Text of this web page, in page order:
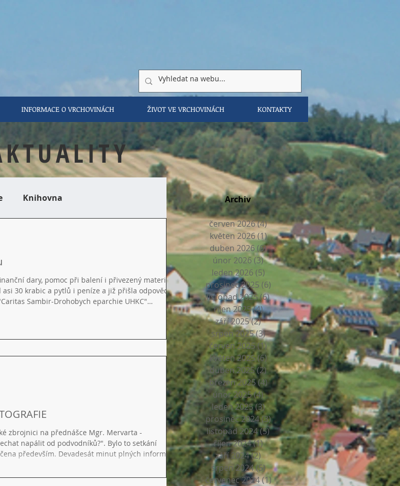
INFORMACE O VRCHOVINÁCH ŽIVOT VE VRCHOVINÁCH KONTAKTY
Archiv
červen 2026(4)4 příspěvky
květen 2026 (1)1 příspěvek
duben 2026 (6)6 příspěvků
únor 2026 (3)3 příspěvky
leden 2026 (5) 5 příspěvků
prosinec 2025 (6) 6 příspěvků
listopad 2025(6)6 příspěvků
říjen 2025(4)4 příspěvky
září 2025(2)2 příspěvky
srpen 2025(3)3 příspěvky
červen 2025(1) 1 příspěvek
květen 2025 (6)6 příspěvků
duben 2025(2)2 příspěvky
březen 2025(4)4 příspěvky
únor 2025(4)4 příspěvky
leden 2025(3)3 příspěvky
prosinec 2024(3)3 příspěvky
listopad 2024(5)5 příspěvků
říjen 2024(1)1 příspěvek
září 2024(2) 2 příspěvky
srpen 2024(5)5 příspěvků
červenec 2024(1)1 příspěvek
Knihovna
dary, pomoc při balení i přivezený materiál
30 krabic a pytlů i peníze a již přišla odpověď
Sambir-Drohobych eparchie UHKC"
finanční dar ve výši 15 000 Kč, který bude využit
zbrojnici na přednášce Mgr. Mervarta -
napálit od podvodníků?". Bylo to setkání
především. Devadesát minut plných informací
košíku, ale hlavně kybernetické podvody. Být ve
. Věřím, že účastníci přednášky budou